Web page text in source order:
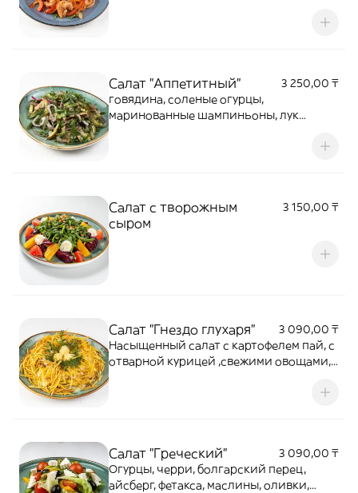
Салат "Аппетитный"
3 250,00 ₸
говядина, соленые огурцы,
маринованные шампиньоны, лук
Салат с творожным
сыром
3 150,00 ₸
Салат "Гнездо глухаря"
3 090,00 ₸
Насыщенный салат с картофелем пай, с
отварной курицей ,свежими овощами,
Салат "Греческий"
3 090,00 ₸
Огурцы, черри, болгарский перец,
айсберг, фетакса, маслины, оливки,